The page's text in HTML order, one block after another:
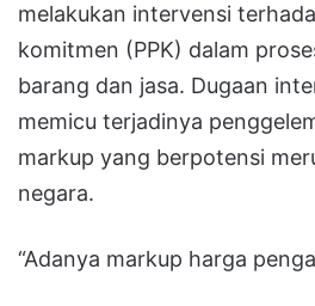
melakukan intervensi
komitmen (PPK) dalam
barang dan jasa. Dugaan
memicu terjadinya
markup yang berpotensi
negara.
“Adanya markup harga